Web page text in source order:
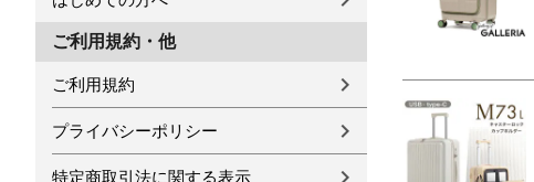
ご利用規約・他
ご利用規約
プライバシーポリシー
特定商取引法に関する表示